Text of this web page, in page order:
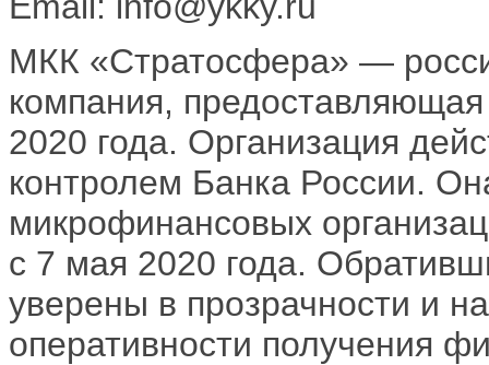
МКК «Стратосфера» —
компания,
2020 года. Организация
контролем Банка России.
микрофинансовых
с 7 мая 2020 года.
уверены в прозрачности и
оперативности получения